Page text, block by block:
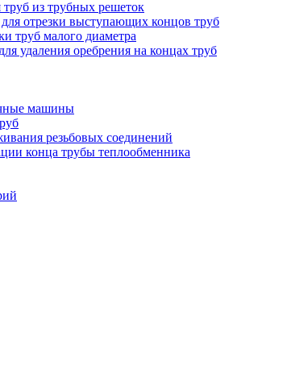
из трубных решеток
отрезки выступающих концов труб
труб малого диаметра
оребрения на концах труб
машины
резьбовых соединений
конца трубы теплообменника